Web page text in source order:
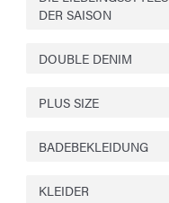
DER SAISON
DOUBLE DENIM
PLUS SIZE
BADEBEKLEIDUNG
KLEIDER